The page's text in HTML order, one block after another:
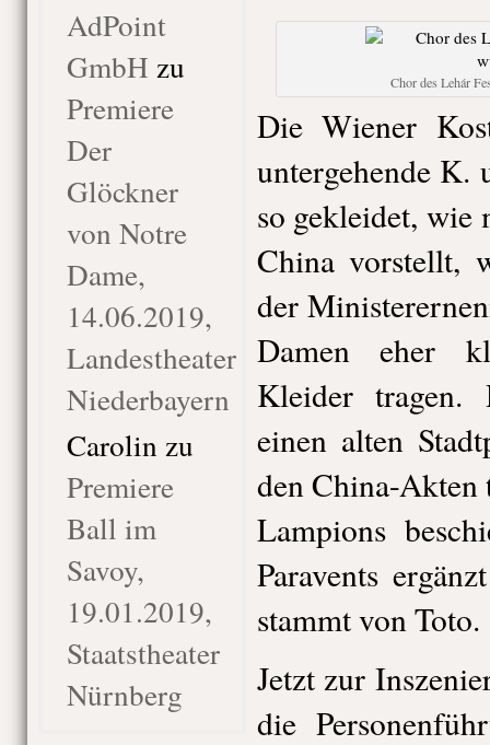
AdPoint
GmbH zu
Premiere
Der
Glöckner
von Notre
Dame,
14.06.2019,
Landestheater
Niederbayern
Carolin zu
Premiere
Ball im
Savoy,
19.01.2019,
Staatstheater
Nürnberg
Chor des Lehár
Die Wiener
untergehende K.
so gekleidet, wie
China vorstellt,
der
Damen eher
Kleider tragen.
einen alten
den China-
Lampions
Paravents
stammt von Toto.
Jetzt zur
die